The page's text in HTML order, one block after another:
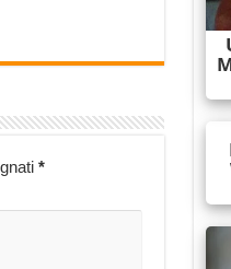
*